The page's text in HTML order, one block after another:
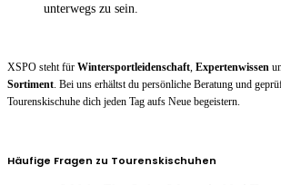
unterwegs zu sein.
XSPO steht für Wintersport­leidenschaft, Expertenwissen
Sortiment. Bei uns erhältst du persönliche Beratung und
Tourenskischuhe dich jeden Tag aufs Neue begeistern.
Häufige Fragen zu Tourenskischuhen